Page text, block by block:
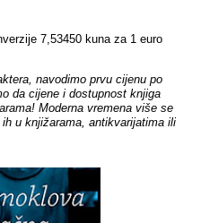
7,53450 kuna za 1 euro
navodimo prvu cijenu po
da cijene i dostupnost knjiga
Moderna vremena više se
u knjižarama, antikvarijatima ili